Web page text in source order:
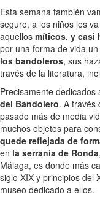
Esta semana también
seguro, a los niños les
aquellos míticos, y casi
por una forma de vida
los bandoleros, sus
través de la literatura,
Precisamente
del Bandolero. A través
pasado más de media
muchos objetos para
quede reflejada de
en la serranía de Ronda
Málaga, es donde más
siglo XIX y principios del
museo dedicado a ellos.